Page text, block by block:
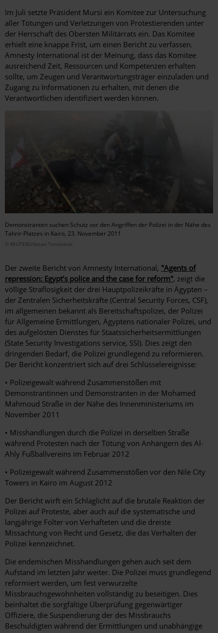
Im Juli setzte Präsident Mursi ein Komitee zur Untersuchung
aller Tötungen und Verletzungen von Protestierenden unter
der Herrschaft des Obersten Militärrats ein. Das Komitee
erhielt eine knappe Frist, um einen Bericht zu verfassen.
Amnesty International ist der Meinung, dass das Komitee
ausreichend Zeit, Ressourcen und Kompetenzen erhalten
sollte, um Zeugen und Verantwortungsträger einzuladen und
Zugang zu Informationen zu erhalten, mit denen die
Verantwortlichen identifiziert werden können.
Demonstranten suchen Schutz vor den Angriffen der Polizei in der Nähe des
Tahrir-Platzes in Kairo, 23. November 2011
© REUTERS/Goran Tomasevic
Der zweite Bericht von Amnesty International, "Agents of
repression: Egypt’s police and the case for reform", zeigt die
völlige Straflosigkeit der drei Hauptpolizeikräfte in Ägypten –
der Zentralen Sicherheitskräfte (Central Security Forces, CSF),
im allgemeinen bekannt als Bereitschaftspolizei, der Polizei
für Allgemeine Ermittlungen, Ägyptens nationaler Polizei, und
des aufgelösten Dienstes für Staatssicherheitsermittlungen
(State Security Investigations service, SSI). Dies zeigt den
dringenden Bedarf, die Polizei grundlegend zu reformieren.
Der Bericht konzentriert sich auf drei Schlüsselereignisse:
• Polizeigewalt während Zusammenstößen mit
Demonstrantinnen und Demonstranten in der Mohamed
Mahmoud Straße in der Nähe des Innenministeriums im
November 2011
• Misshandlungen durch die Polizei in derselben Straße
während Protesten nach der Tötung von Anhängern des Al-
Ahly Fußballvereins im Februar 2012
• Polizeigewalt während Zusammenstößen vor den Nile City
Towers in Kairo im August 2012
Der Bericht wirft ein Schlaglicht auf die brutale Reaktion der
Polizei auf Proteste, aber auch auf die systematische und
langjährige Folter von Verhafteten und die dreiste
Missachtung von Recht und Gesetz, die das Verhalten der
Polizei kennzeichnet.
Die endemischen Misshandlungen gehen auch seit dem
Aufstand im letzten Jahr weiter. Die Polizei muss grundlegend
reformiert werden, um fest verwurzelte
Missbrauchsgewohnheiten vollständig zu beseitigen. Dies
beinhaltet die sorgfältige Überprüfung gegenwärtiger
Offiziere, die Suspendierung der des Missbrauchs
Beschuldigten während der Ermittlungen und unabhängige